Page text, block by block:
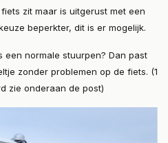
zit maar is uitgerust met een
beperkter, dit is er mogelijk.
normale stuurpen? Dan past
zonder problemen op de fiets. (1
zie onderaan de post)